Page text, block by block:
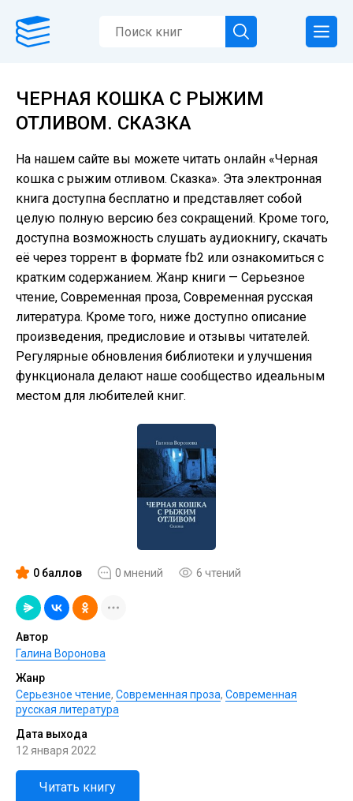
ЧЕРНАЯ КОШКА С РЫЖИМ
ОТЛИВОМ. СКАЗКА
На нашем сайте вы можете читать онлайн «Черная
кошка с рыжим отливом. Сказка». Эта электронная
книга доступна бесплатно и представляет собой
целую полную версию без сокращений. Кроме того,
доступна возможность слушать аудиокнигу, скачать
её через торрент в формате fb2 или ознакомиться с
кратким содержанием. Жанр книги — Серьезное
чтение, Современная проза, Современная русская
литература. Кроме того, ниже доступно описание
произведения, предисловие и отзывы читателей.
Регулярные обновления библиотеки и улучшения
функционала делают наше сообщество идеальным
местом для любителей книг.
0 баллов 0 мнений 6 чтений
Автор
Галина Воронова
Жанр
Серьезное чтение, Современная проза, Современная
русская литература
Дата выхода
12 января 2022
Читать книгу